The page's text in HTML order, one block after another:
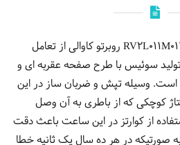
ساعت مچی عقربه ای زنانه RV2L011M0111 روبرتو کاوالی از تعامل
تولید سوئیس با طرح صفحه عقربه ای و
، شکل گرفته است. وسیله تپش و ضربان ساز در این
کوچکی که از باطری به آن وصل
از کوارتز در این ساعت باعث دقت
صورتیکه در هر ده سال یک ثانیه خطا